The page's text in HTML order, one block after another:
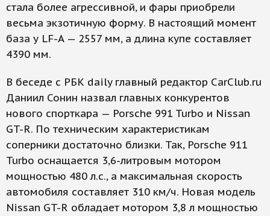
стала более агрессивной, и фары приобрели
весьма экзотичную форму. В настоящий момент
база у LF-A — 2557 мм, а длина купе составляет
4390 мм.
В беседе с РБК daily главный редактор CarClub.ru
Даниил Сонин назвал главных конкурентов
нового спорткара — Porsche 991 Turbo и Nissan
GT-R. По техническим характеристикам
соперники достаточно близки. Так, Porsche 911
Turbo осна­щается 3,6-литровым мотором
мощно­стью 480 л.с., а максимальная скорость
автомобиля составляет 310 км/ч. Новая модель
Nissan GT-R обладает мотором 3,8 л мощностью